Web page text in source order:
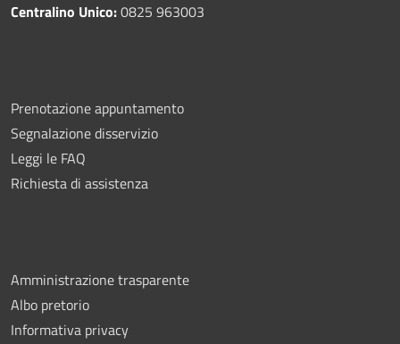
Centralino Unico:0825 963003
Prenotazione appuntamento
Segnalazione disservizio
Leggi le FAQ
Richiesta di assistenza
Amministrazione trasparente
Albo pretorio
Informativa privacy